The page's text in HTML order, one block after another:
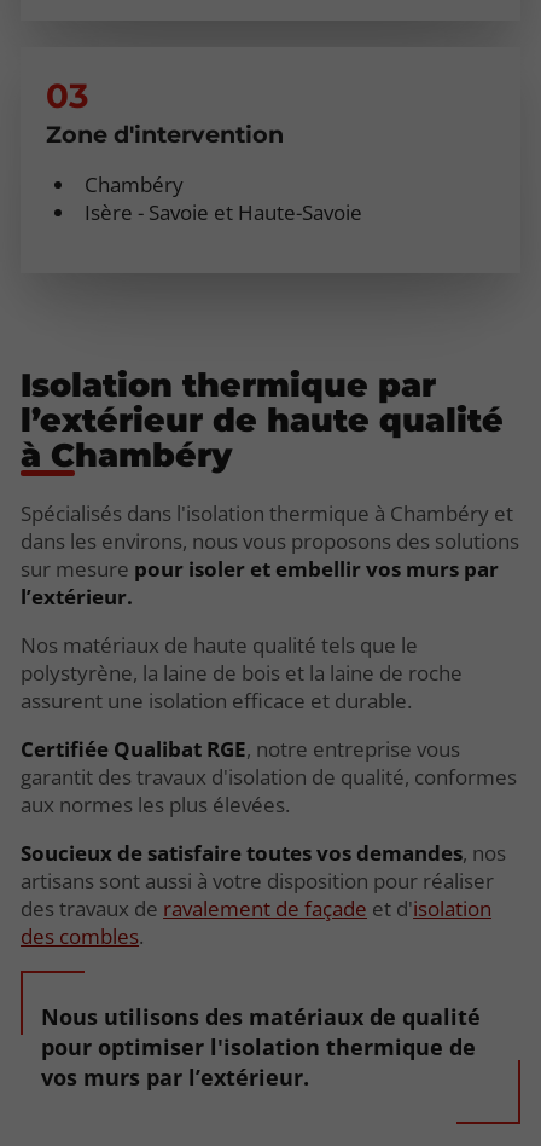
Zone d'intervention
Chambéry
Isère - Savoie et Haute-Savoie
Isolation thermique par
l’extérieur de haute qualité
à Chambéry
Spécialisés dans l'isolation thermique à Chambéry et
dans les environs, nous vous proposons des solutions
sur mesure pour isoler et embellir vos murs par
l’extérieur.
Nos matériaux de haute qualité tels que le
polystyrène, la laine de bois et la laine de roche
assurent une isolation efficace et durable.
Certifiée Qualibat RGE, notre entreprise vous
garantit des travaux d'isolation de qualité, conformes
aux normes les plus élevées.
Soucieux de satisfaire toutes vos demandes, nos
artisans sont aussi à votre disposition pour réaliser
des travaux de ravalement de façade et d'isolation
des combles.
Nous utilisons des matériaux de qualité
pour optimiser l'isolation thermique de
vos murs par l’extérieur.